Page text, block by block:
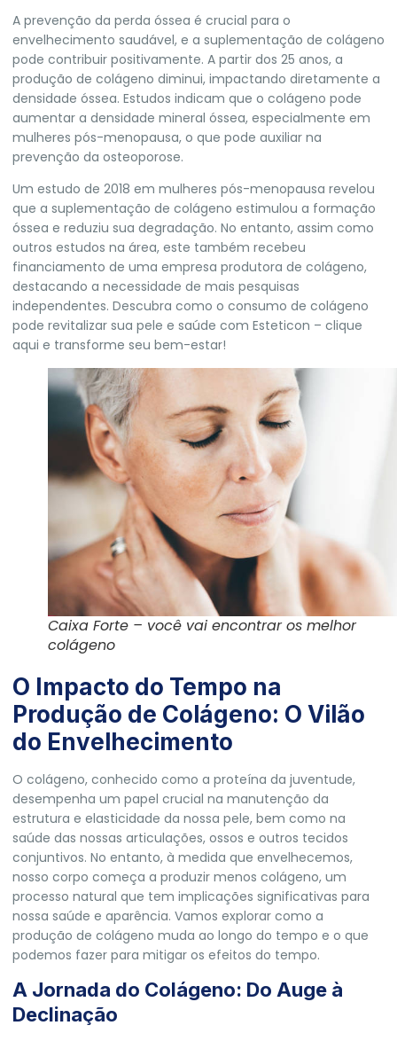
A prevenção da perda óssea é crucial para o
envelhecimento saudável, e a suplementação de colágeno
pode contribuir positivamente. A partir dos 25 anos, a
produção de colágeno diminui, impactando diretamente a
densidade óssea. Estudos indicam que o colágeno pode
aumentar a densidade mineral óssea, especialmente em
mulheres pós-menopausa, o que pode auxiliar na
prevenção da osteoporose.
Um estudo de 2018 em mulheres pós-menopausa revelou
que a suplementação de colágeno estimulou a formação
óssea e reduziu sua degradação. No entanto, assim como
outros estudos na área, este também recebeu
financiamento de uma empresa produtora de colágeno,
destacando a necessidade de mais pesquisas
independentes. Descubra como o consumo de colágeno
pode revitalizar sua pele e saúde com Esteticon – clique
aqui e transforme seu bem-estar!
Caixa Forte – você vai encontrar os melhor
colágeno
O Impacto do Tempo na
Produção de Colágeno: O Vilão
do Envelhecimento
O colágeno, conhecido como a proteína da juventude,
desempenha um papel crucial na manutenção da
estrutura e elasticidade da nossa pele, bem como na
saúde das nossas articulações, ossos e outros tecidos
conjuntivos. No entanto, à medida que envelhecemos,
nosso corpo começa a produzir menos colágeno, um
processo natural que tem implicações significativas para
nossa saúde e aparência. Vamos explorar como a
produção de colágeno muda ao longo do tempo e o que
podemos fazer para mitigar os efeitos do tempo.
A Jornada do Colágeno: Do Auge à
Declinação